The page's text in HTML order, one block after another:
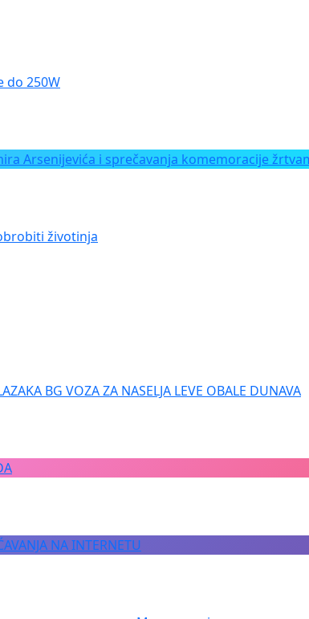
do 250W
Arsenijevića i sprečavanja komemoracije
životinja
BG VOZA ZA NASELJA LEVE OBALE DUNAVA
NA INTERNETU